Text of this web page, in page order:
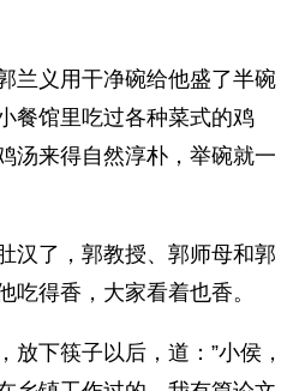
兰义用干净碗给他盛了半碗
餐馆里吃过各种菜式的鸡
汤来得自然淳朴，举碗就一
汉了，郭教授、郭师母和郭
吃得香，大家看着也香。
放下筷子以后，道：”小侯，